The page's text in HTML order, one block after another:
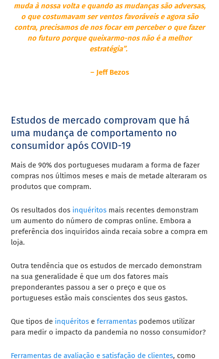
muda à nossa volta e quando as mudanças são adversas,
o que costumavam ser ventos favoráveis e agora são
contra, precisamos de nos focar em perceber o que fazer
no futuro porque queixarmo-nos não é a melhor
estratégia”.
– Jeff Bezos
Estudos de mercado comprovam que há
uma mudança de comportamento no
consumidor após COVID-19
Mais de 90% dos portugueses mudaram a forma de fazer
compras nos últimos meses e mais de metade alteraram os
produtos que compram.
Os resultados dos inquéritos mais recentes demonstram
um aumento do número de compras online. Embora a
preferência dos inquiridos ainda recaia sobre a compra em
loja.
Outra tendência que os estudos de mercado demonstram
na sua generalidade é que um dos fatores mais
preponderantes passou a ser o preço e que os
portugueses estão mais conscientes dos seus gastos.
Que tipos de inquéritos eferramentas podemos utilizar
para medir o impacto da pandemia no nosso consumidor?
Ferramentas de avaliação e satisfação de clientes, como